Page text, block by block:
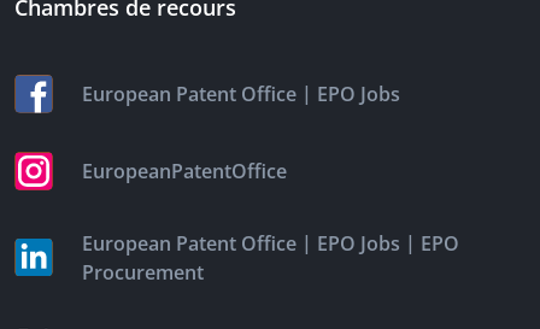
Chambres de recours
European Patent Office | EPO Jobs
EuropeanPatentOffice
European Patent Office | EPO Jobs | EPO
Procurement